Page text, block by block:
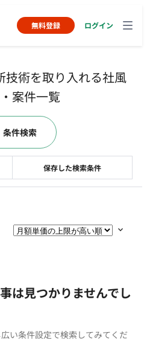
無料登録 ログイン
技術を取り入れる社風
案件一覧
は見つかりませんでし
い条件設定で検索してみてくだ
保存した検索条件
条件検索